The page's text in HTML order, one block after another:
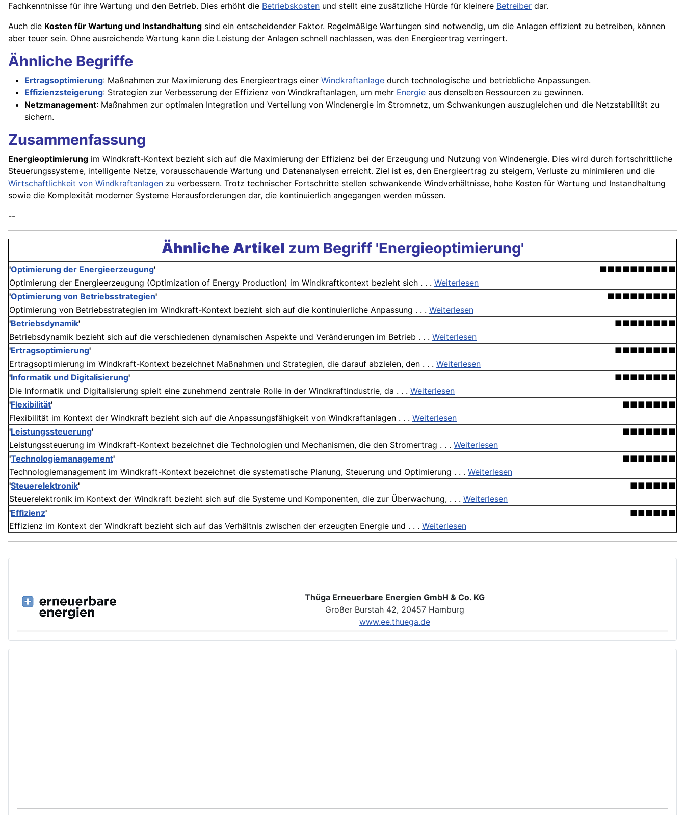
Fachkenntnisse für ihre Wartung und den Betrieb. Dies erhöht die Betriebskosten und stellt eine zusätzliche Hürde für kleinere Betreiber dar.
Auch die Kosten für Wartung und Instandhaltung sind ein entscheidender Faktor. Regelmäßige Wartungen sind notwendig, um die Anlagen effizient zu betreiben, können
aber teuer sein. Ohne ausreichende Wartung kann die Leistung der Anlagen schnell nachlassen, was den Energieertrag verringert.
Ähnliche Begriffe
Ertragsoptimierung: Maßnahmen zur Maximierung des Energieertrags einer Windkraftanlage durch technologische und betriebliche Anpassungen.
Effizienzsteigerung: Strategien zur Verbesserung der Effizienz von Windkraftanlagen, um mehr Energie aus denselben Ressourcen zu gewinnen.
Netzmanagement: Maßnahmen zur optimalen Integration und Verteilung von Windenergie im Stromnetz, um Schwankungen auszugleichen und die Netzstabilität zu
sichern.
Zusammenfassung
Energieoptimierung im Windkraft-Kontext bezieht sich auf die Maximierung der Effizienz bei der Erzeugung und Nutzung von Windenergie. Dies wird durch fortschrittliche
Steuerungssysteme, intelligente Netze, vorausschauende Wartung und Datenanalysen erreicht. Ziel ist es, den Energieertrag zu steigern, Verluste zu minimieren und die
Wirtschaftlichkeit von Windkraftanlagen zu verbessern. Trotz technischer Fortschritte stellen schwankende Windverhältnisse, hohe Kosten für Wartung und Instandhaltung
sowie die Komplexität moderner Systeme Herausforderungen dar, die kontinuierlich angegangen werden müssen.
--
Ähnliche Artikel zum Begriff 'Energieoptimierung'
'Optimierung der Energieerzeugung'
■■■■■■■■■■
Optimierung der Energieerzeugung (Optimization of Energy Production) im Windkraftkontext bezieht sich . . . Weiterlesen
'Optimierung von Betriebsstrategien'
■■■■■■■■■
Optimierung von Betriebsstrategien im Windkraft-Kontext bezieht sich auf die kontinuierliche Anpassung . . . Weiterlesen
'Betriebsdynamik'
■■■■■■■■
Betriebsdynamik bezieht sich auf die verschiedenen dynamischen Aspekte und Veränderungen im Betrieb . . . Weiterlesen
'Ertragsoptimierung'
■■■■■■■■
Ertragsoptimierung im Windkraft-Kontext bezeichnet Maßnahmen und Strategien, die darauf abzielen, den . . . Weiterlesen
'Informatik und Digitalisierung'
■■■■■■■■
Die Informatik und Digitalisierung spielt eine zunehmend zentrale Rolle in der Windkraftindustrie, da . . . Weiterlesen
'Flexibilität'
■■■■■■■
Flexibilität im Kontext der Windkraft bezieht sich auf die Anpassungsfähigkeit von Windkraftanlagen . . . Weiterlesen
'Leistungssteuerung'
■■■■■■■
Leistungssteuerung im Windkraft-Kontext bezeichnet die Technologien und Mechanismen, die den Stromertrag . . . Weiterlesen
'Technologiemanagement'
■■■■■■■
Technologiemanagement im Windkraft-Kontext bezeichnet die systematische Planung, Steuerung und Optimierung . . . Weiterlesen
'Steuerelektronik'
■■■■■■
Steuerelektronik im Kontext der Windkraft bezieht sich auf die Systeme und Komponenten, die zur Überwachung, . . . Weiterlesen
'Effizienz'
■■■■■■
Effizienz im Kontext der Windkraft bezieht sich auf das Verhältnis zwischen der erzeugten Energie und . . . Weiterlesen
Thüga Erneuerbare Energien GmbH & Co. KG
Großer Burstah 42, 20457 Hamburg
www.ee.thuega.de